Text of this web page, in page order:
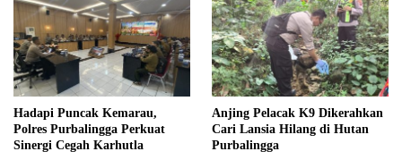
Hadapi Puncak Kemarau,
Polres Purbalingga Perkuat
Sinergi Cegah Karhutla
Anjing Pelacak K9 Dikerahkan
Cari Lansia Hilang di Hutan
Purbalingga